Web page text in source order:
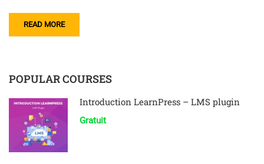
READ MORE
POPULAR COURSES
Introduction LearnPress – LMS plugin
Gratuit